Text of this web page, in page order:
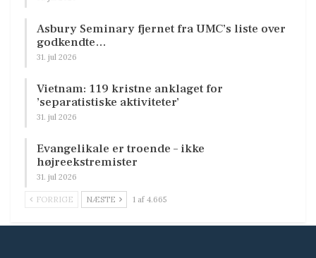
Asbury Seminary fjernet fra UMC’s liste over
godkendte…
31. jul 2026
Vietnam: 119 kristne anklaget for
’separatistiske aktiviteter’
31. jul 2026
Evangelikale er troende – ikke
højreekstremister
31. jul 2026
FORRIGE NÆSTE 1 af 4.665